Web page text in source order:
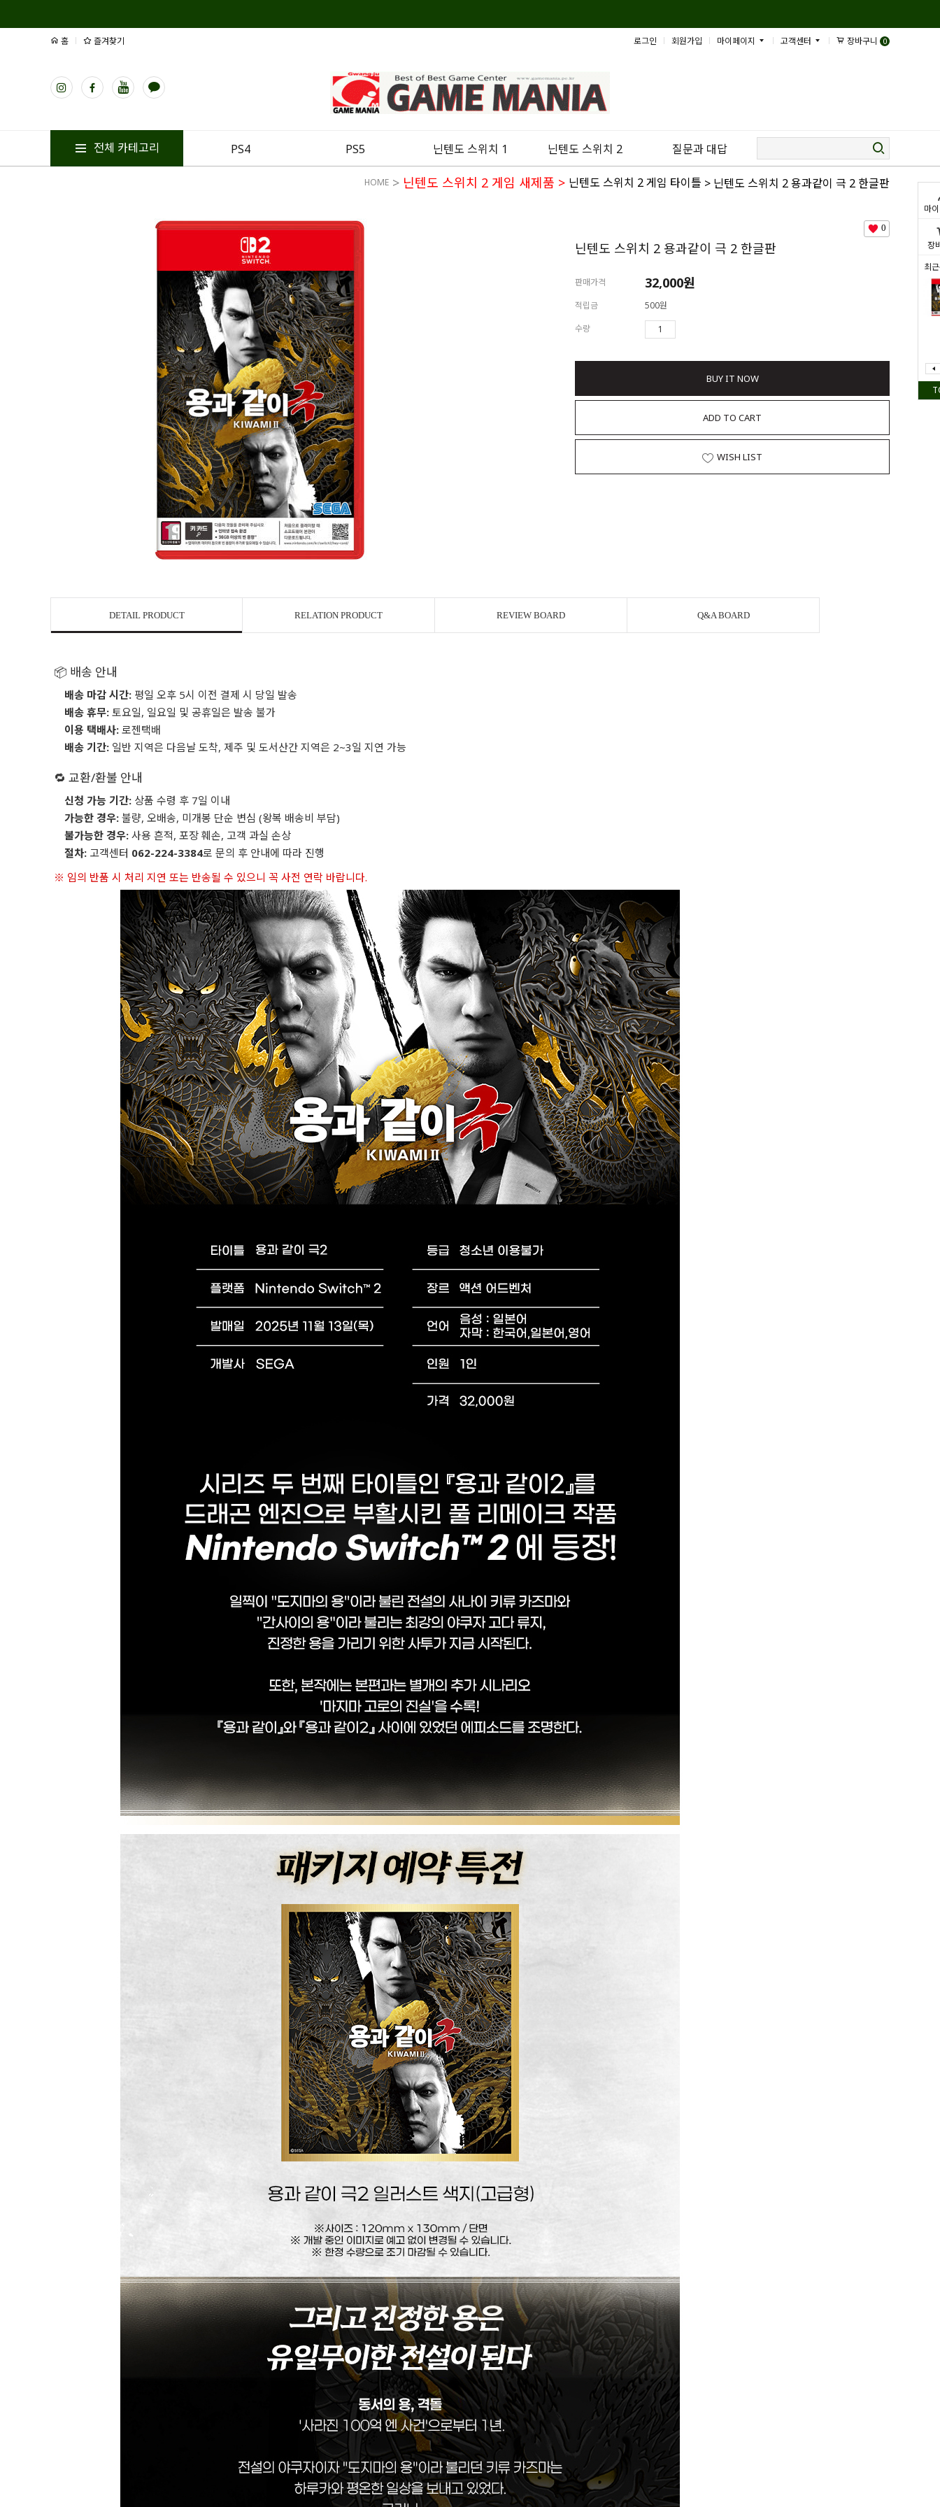
마
장
최
홈 즐겨찾기 로그인 회원가입 마이페이지 고객센터 장바구니 0
전체 카테고리 PS4 PS5 닌텐도 스위치 1 닌텐도 스위치 2 질문과 대답
HOME > 닌텐도 스위치 2 게임 새제품 > 닌텐도 스위치 2 게임 타이틀 > 닌텐도 스위치 2 용과같이 극 2 한글판
0
닌텐도 스위치 2 용과같이 극 2 한글판
판매가격 32,000원
적립금
500원
수량
BUY IT NOW
ADD TO CART
WISH LIST
DETAIL PRODUCT RELATION PRODUCT REVIEW BOARD Q&A BOARD
📦 배송 안내
배송 마감 시간: 평일 오후 5시 이전 결제 시 당일 발송
배송 휴무: 토요일, 일요일 및 공휴일은 발송 불가
이용 택배사: 로젠택배
배송 기간: 일반 지역은 다음날 도착, 제주 및 도서산간 지역은 2~3일 지연 가능
🔁 교환/환불 안내
신청 가능 기간: 상품 수령 후 7일 이내
가능한 경우: 불량, 오배송, 미개봉 단순 변심 (왕복 배송비 부담)
불가능한 경우: 사용 흔적, 포장 훼손, 고객 과실 손상
절차: 고객센터 062-224-3384로 문의 후 안내에 따라 진행
※ 임의 반품 시 처리 지연 또는 반송될 수 있으니 꼭 사전 연락 바랍니다.